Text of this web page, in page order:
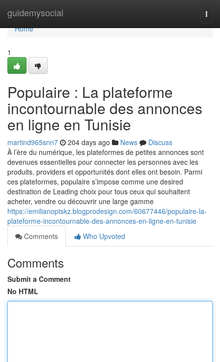
guidemysocial
Home
Home
1
Populaire : La plateforme
incontournable des annonces
en ligne en Tunisie
martind965snn7 204 days ago News
Discuss
À l’ère du numérique, les plateformes de petites annonces sont
devenues essentielles pour connecter les personnes avec les
produits, providers et opportunités dont elles ont besoin. Parmi
ces plateformes, populaire s’impose comme une desired
destination de Leading choix pour tous ceux qui souhaitent
acheter, vendre ou découvrir une large gamme
https://emilianoptskz.blogprodesign.com/60677446/populaire-la-
plateforme-incontournable-des-annonces-en-ligne-en-tunisie
Comments
Who Upvoted
Comments
Submit a Comment
No HTML